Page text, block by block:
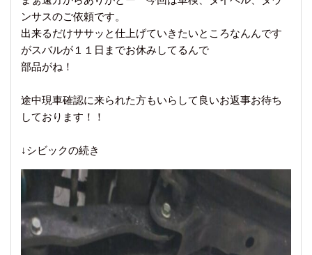
ンサスのご依頼です。
出来るだけササッと仕上げていきたいところなんんです
がスバルが１１日までお休みしてるんで
部品がね！
途中現車確認に来られた方もいらして良いお返事お待ち
しております！！
↓シビックの続き